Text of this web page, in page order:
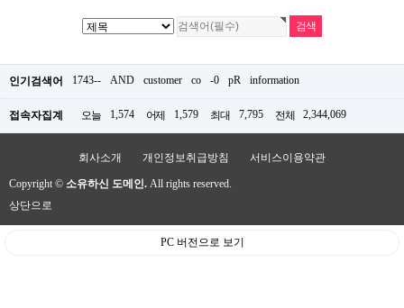
인기검색어 1743-- AND customer co -0 pR information
접속자집계 오늘 1,574 어제 1,579 최대 7,795 전체 2,344,069
회사소개 개인정보취급방침 서비스이용약관
Copyright © 소유하신 도메인. All rights reserved.
상단으로
PC 버전으로 보기